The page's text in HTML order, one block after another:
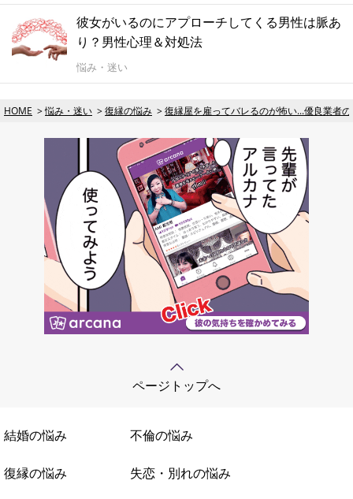
彼女がいるのにアプローチしてくる男性は脈あ
り？男性心理＆対処法
悩み・迷い
HOME 悩み・迷い 復縁の悩み 復縁屋を雇ってバレるのが怖い...優良業者
ページトップへ
結婚の悩み 不倫の悩み
復縁の悩み 失恋・別れの悩み